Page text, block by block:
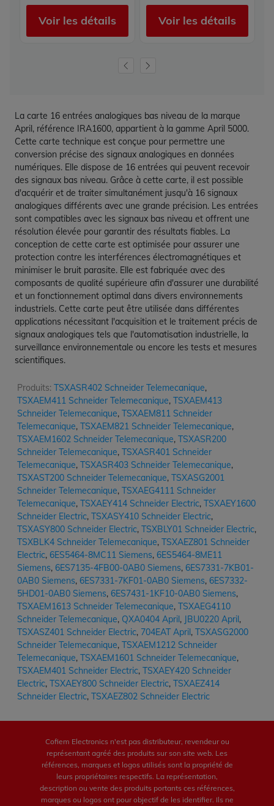
Voir les détails Voir les détails
La carte 16 entrées analogiques bas niveau de la marque
April, référence IRA1600, appartient à la gamme April 5000.
Cette carte technique est conçue pour permettre une
conversion précise des signaux analogiques en données
numériques. Elle dispose de 16 entrées qui peuvent recevoir
des signaux bas niveau. Grâce à cette carte, il est possible
d'acquérir et de traiter simultanément jusqu'à 16 signaux
analogiques différents avec une grande précision. Les entrées
sont compatibles avec les signaux bas niveau et offrent une
résolution élevée pour garantir des résultats fiables. La
conception de cette carte est optimisée pour assurer une
protection contre les interférences électromagnétiques et
minimiser le bruit parasite. Elle est fabriquée avec des
composants de qualité supérieure afin d'assurer une durabilité
et un fonctionnement optimal dans divers environnements
industriels. Cette carte peut être utilisée dans différentes
applications nécessitant l'acquisition et le traitement précis de
signaux analogiques tels que l'automatisation industrielle, la
surveillance environnementale ou encore les tests et mesures
scientifiques.
Produits: TSXASR402 Schneider Telemecanique,
TSXAEM411 Schneider Telemecanique, TSXAEM413
Schneider Telemecanique, TSXAEM811 Schneider
Telemecanique, TSXAEM821 Schneider Telemecanique,
TSXAEM1602 Schneider Telemecanique, TSXASR200
Schneider Telemecanique, TSXASR401 Schneider
Telemecanique, TSXASR403 Schneider Telemecanique,
TSXAST200 Schneider Telemecanique, TSXASG2001
Schneider Telemecanique, TSXAEG4111 Schneider
Telemecanique, TSXAEY414 Schneider Electric, TSXAEY1600
Schneider Electric, TSXASY410 Schneider Electric,
TSXASY800 Schneider Electric, TSXBLY01 Schneider Electric,
TSXBLK4 Schneider Telemecanique, TSXAEZ801 Schneider
Electric, 6ES5464-8MC11 Siemens, 6ES5464-8ME11
Siemens, 6ES7135-4FB00-0AB0 Siemens, 6ES7331-7KB01-
0AB0 Siemens, 6ES7331-7KF01-0AB0 Siemens, 6ES7332-
5HD01-0AB0 Siemens, 6ES7431-1KF10-0AB0 Siemens,
TSXAEM1613 Schneider Telemecanique, TSXAEG4110
Schneider Telemecanique, QXA0404 April, JBU0220 April,
TSXASZ401 Schneider Electric, 704EAT April, TSXASG2000
Schneider Telemecanique, TSXAEM1212 Schneider
Telemecanique, TSXAEM1601 Schneider Telemecanique,
TSXAEM401 Schneider Electric, TSXAEY420 Schneider
Electric, TSXAEY800 Schneider Electric, TSXAEZ414
Schneider Electric, TSXAEZ802 Schneider Electric
Cofiem Electronics n'est pas distributeur, revendeur ou
représentant agréé des produits sur son site web. Les
références, marques et logos utilisés sont la propriété de
leurs propriétaires respectifs. La représentation,
description ou vente des produits portants ces références,
marques ou logos ont pour objectif de les identifier. Ils ne